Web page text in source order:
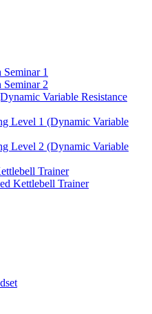
1
2
Variable Resistance
Level 1 (Dynamic Variable
Level 2 (Dynamic Variable
Trainer
Kettlebell Trainer